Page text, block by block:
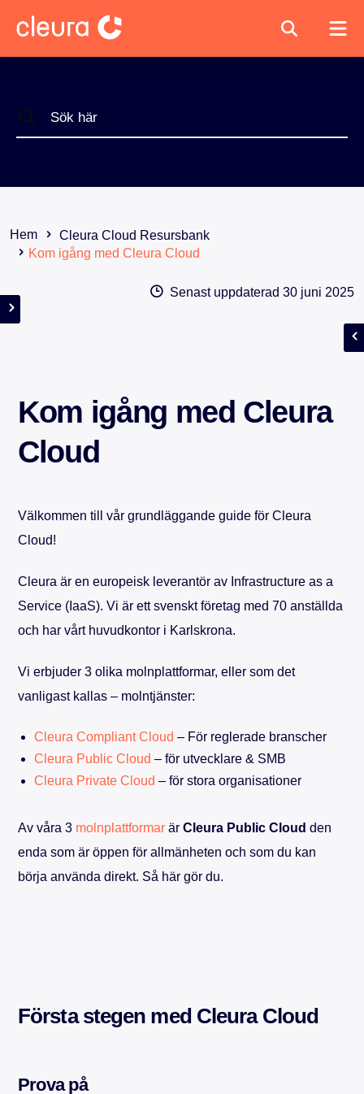
Hem
Cleura Cloud Resursbank
Kom igång med Cleura Cloud
Senast uppdaterad 30 juni 2025
Kom igång med Cleura
Cloud
Välkommen till vår grundläggande guide för Cleura
Cloud!
Cleura är en europeisk leverantör av Infrastructure as a
Service (IaaS). Vi är ett svenskt företag med 70 anställda
och har vårt huvudkontor i Karlskrona.
Vi erbjuder 3 olika molnplattformar, eller som det
vanligast kallas – molntjänster:
Cleura Compliant Cloud – För reglerade branscher
Cleura Public Cloud – för utvecklare & SMB
Cleura Private Cloud – för stora organisationer
Av våra 3 molnplattformar är Cleura Public Cloud den
enda som är öppen för allmänheten och som du kan
börja använda direkt. Så här gör du.
Första stegen med Cleura Cloud
Prova på